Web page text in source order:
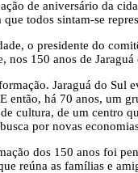
de aniversário da
todos sintam-se
o presidente do
150 anos de
Jaraguá do
então, há 70 anos, um
cultura, de um centro
por novas
dos 150 anos foi
reúna as famílias e